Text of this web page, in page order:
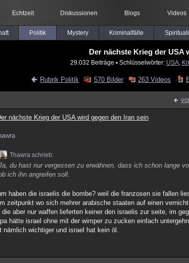
Echtzeit Diskussionen Blogs Videos
Politik Mystery Kriminalfälle
Der nächste Krieg der USA
29.032 Beiträge ▪ Schlüsselwörter: USA,
Rubrik Politik 570 Bilder 263 Videos
nächste Krieg der USA wird gegen den Iran sein
Thawra schrieb:
du hast nur vergessen zu erwähnen, dass ich schon lange
ich ihn angreifen soll.
haben die israelis die bombe? weil die franzosen sie fallen
zeitpunkt wo sich mehrer arabische staaten auf einen
die aber nur waffen lieferten keiner den israelis zur seite, im
hätte israel ohne mit der wimper zu zucken einfach
nämlich wichtiger und israel hat kein öl.